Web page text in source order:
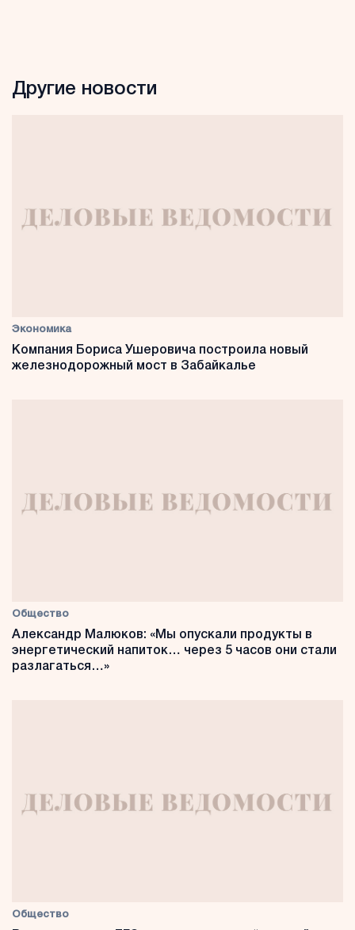
Другие новости
Экономика
Компания Бориса Ушеровича построила новый
железнодорожный мост в Забайкалье
Общество
Александр Малюков: «Мы опускали продукты в
энергетический напиток… через 5 часов они стали
разлагаться…»
Общество